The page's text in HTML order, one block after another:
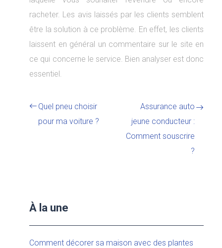
racheter. Les avis laissés par les clients semblent
être la solution à ce problème. En effet, les clients
laissent en général un commentaire sur le site en
ce qui concerne le service. Bien analyser est donc
essentiel.
Quel pneu choisir
pour ma voiture ?
Assurance auto
jeune conducteur :
Comment souscrire
?
À la une
Comment décorer sa maison avec des plantes